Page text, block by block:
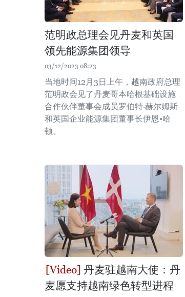
范明政总理会见丹麦和英国
领先能源集团领导
03/12/2023 08:23
当地时间12月3日上午，越南政府总理
范明政会见了丹麦哥本哈根基础设施
合作伙伴董事会成员罗伯特·赫尔姆斯
和英国企业能源集团董事长伊恩•哈
顿。
丹麦驻越南大使：丹
麦愿支持越南绿色转型进程